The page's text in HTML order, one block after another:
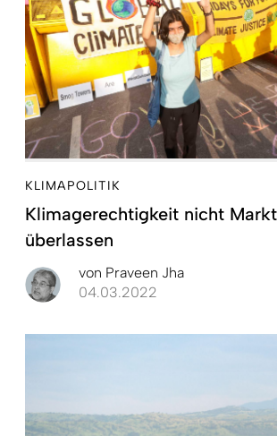
KLIMAPOLITIK
Klimagerechtigkeit nicht
überlassen
von Praveen Jha
04.03.2022